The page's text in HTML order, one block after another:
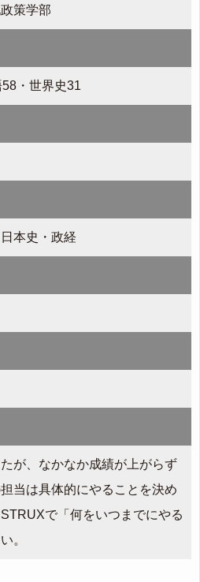
策学部
・世界史31
本史・政経
が、なかなか成績が上がらず
当は具体的にやることを決め
で「何をいつまでにやる
。